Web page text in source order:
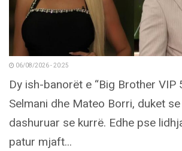
06/08/2026 - 20:25
Dy ish-banorët e “Big Brother VIP
Selmani dhe Mateo Borri, duket
dashuruar se kurrë. Edhe pse
patur mjaft...